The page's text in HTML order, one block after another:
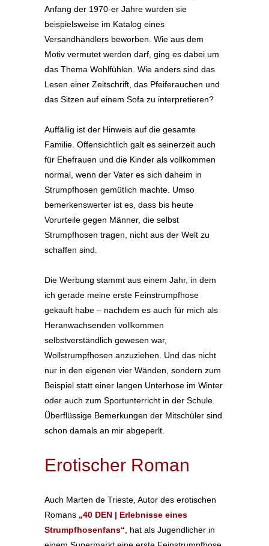
Anfang der 1970-er Jahre wurden sie
beispielsweise im Katalog eines
Versandhändlers beworben. Wie aus dem
Motiv vermutet werden darf, ging es dabei um
das Thema Wohlfühlen. Wie anders sind das
Lesen einer Zeitschrift, das Pfeiferauchen und
das Sitzen auf einem Sofa zu interpretieren?
Auffällig ist der Hinweis auf die gesamte
Familie. Offensichtlich galt es seinerzeit auch
für Ehefrauen und die Kinder als vollkommen
normal, wenn der Vater es sich daheim in
Strumpfhosen gemütlich machte. Umso
bemerkenswerter ist es, dass bis heute
Vorurteile gegen Männer, die selbst
Strumpfhosen tragen, nicht aus der Welt zu
schaffen sind.
Die Werbung stammt aus einem Jahr, in dem
ich gerade meine erste Feinstrumpfhose
gekauft habe – nachdem es auch für mich als
Heranwachsenden vollkommen
selbstverständlich gewesen war,
Wollstrumpfhosen anzuziehen. Und das nicht
nur in den eigenen vier Wänden, sondern zum
Beispiel statt einer langen Unterhose im Winter
oder auch zum Sportunterricht in der Schule.
Überflüssige Bemerkungen der Mitschüler sind
schon damals an mir abgeperlt.
Erotischer Roman
Auch Marten de Trieste, Autor des erotischen
Romans „40 DEN | Erlebnisse eines
Strumpfhosenfans“ , hat als Jugendlicher in